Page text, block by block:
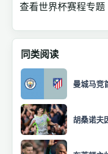
查看世界杯赛程专题
同类阅读
曼城马竞
胡桑诺夫